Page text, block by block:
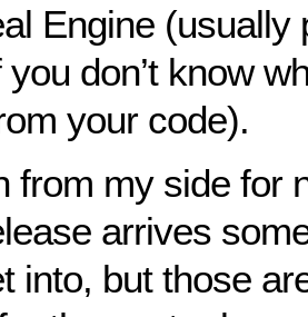
Engine (usually
don’t know
your code).
from my side for
arrives
into, but those